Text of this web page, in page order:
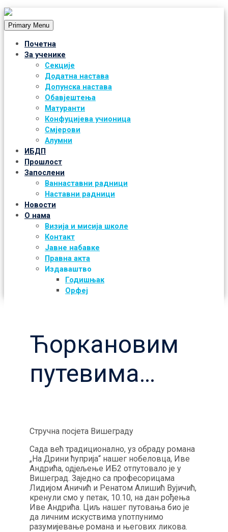
Primary Menu
Почетна
За ученике
Секције
Додатна настава
Допунска настава
Обавјештења
Матуранти
Конфуцијева учионица
Смјерови
Алумни
ИБДП
Прошлост
Запослени
Ваннаставни радници
Наставни радници
Новости
О нама
Визија и мисија школе
Контакт
Јавне набавке
Правна акта
Издаваштво
Годишњак
Орфеј
Ћоркановим
путевима…
Стручна посјета Вишеграду
Сада већ традиционално, уз обраду романа
„На Дрини ћуприја“ нашег нобеловца, Иве
Андрића, одјељење ИБ2 отпутовало је у
Вишеград. Заједно са професорицама
Лидијом Аничић и Ренатом Алишић Вујичић,
кренули смо у петак, 10.10, на дан рођења
Иве Андрића. Циљ нашег путовања био је
да личним искуствима употпунимо
разумијевање романа и његових ликова.